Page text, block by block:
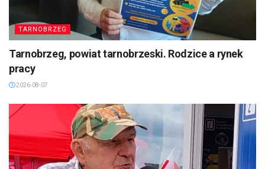
TARNOBRZEG
Tarnobrzeg, powiat tarnobrzeski. Rodzice a rynek
pracy
2026-08-07